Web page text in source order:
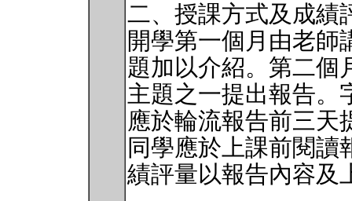
二、授課方式及成績
開學第一個月由老師
題加以介紹。第二個
主題之一提出報告。
應於輪流報告前三天
同學應於上課前閱讀
績評量以報告內容及